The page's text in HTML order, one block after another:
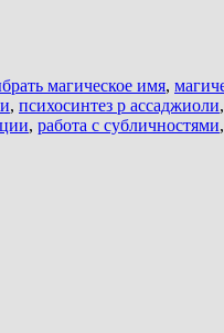
магическое имя,
, психосинтез р ассаджиоли,
, работа с субличностями,